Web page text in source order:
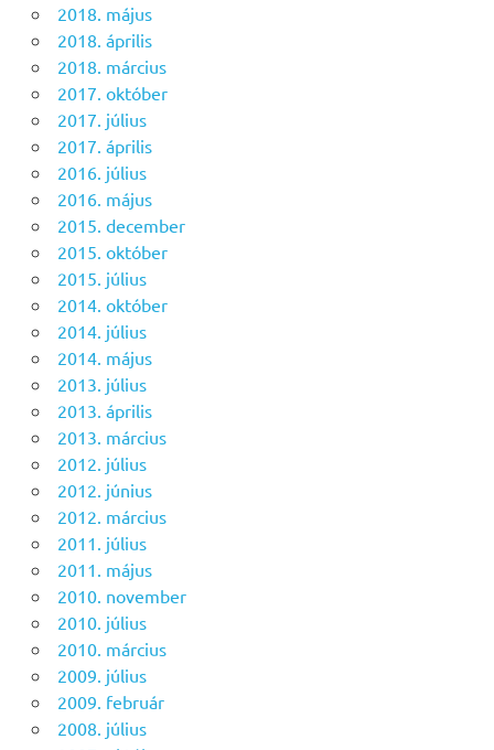
2018. május
2018. április
2018. március
2017. október
2017. július
2017. április
2016. július
2016. május
2015. december
2015. október
2015. július
2014. október
2014. július
2014. május
2013. július
2013. április
2013. március
2012. július
2012. június
2012. március
2011. július
2011. május
2010. november
2010. július
2010. március
2009. július
2009. február
2008. július